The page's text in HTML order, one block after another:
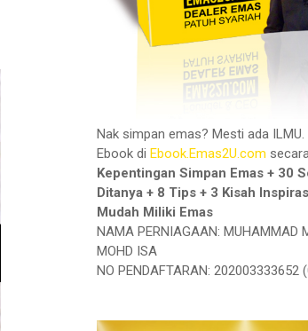
Nak simpan emas? Mesti ada ILMU.
Ebook di Ebook.Emas2U.com
Kepentingan Simpan Emas + 30
Ditanya + 8 Tips + 3 Kisah
Mudah Miliki Emas
NAMA PERNIAGAAN: MUHAMMAD
MOHD ISA
NO PENDAFTARAN: 202003333652